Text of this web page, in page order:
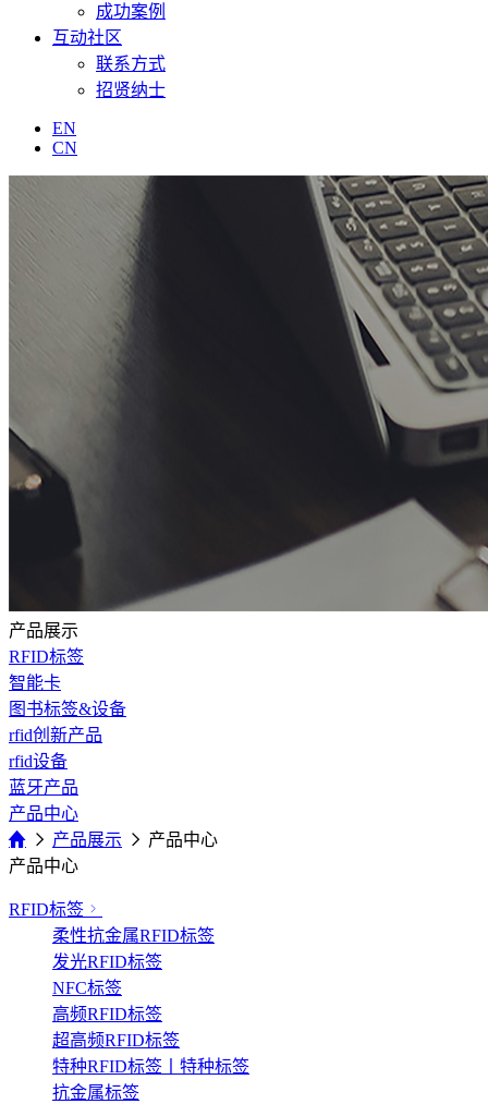
成功案例
互动社区
联系方式
招贤纳士
EN
CN
产品展示
RFID标签
智能卡
图书标签&设备
rfid创新产品
rfid设备
蓝牙产品
产品中心
产品展示
产品中心
产品中心
RFID标签
柔性抗金属RFID标签
发光RFID标签
NFC标签
高频RFID标签
超高频RFID标签
特种RFID标签丨特种标签
抗金属标签